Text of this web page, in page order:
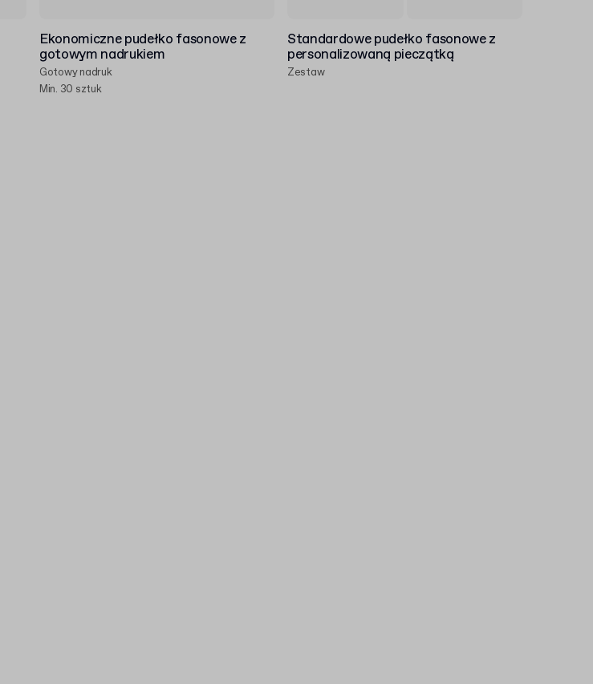
Ekonomiczne pudełko fasonowe z
gotowym nadrukiem
Gotowy nadruk
Min. 30 sztuk
Standardowe pudełko fasonowe z
personalizowaną pieczątką
Zestaw